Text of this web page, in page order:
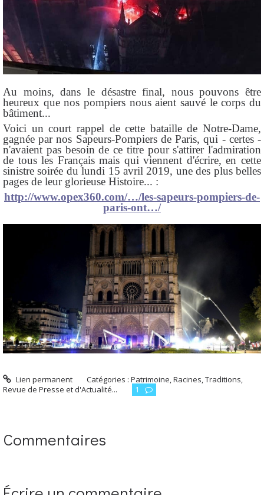
Au moins, dans le désastre final, nous pouvons être
heureux que nos pompiers nous aient sauvé le corps du
bâtiment...
Voici un court rappel de cette bataille de Notre-Dame,
gagnée par nos Sapeurs-Pompiers de Paris, qui - certes -
n'avaient pas besoin de ce titre pour s'attirer l'admiration
de tous les Français mais qui viennent d'écrire, en cette
sinistre soirée du lundi 15 avril 2019, une des plus belles
pages de leur glorieuse Histoire... :
http://www.opex360.com/…/les-sapeurs-pompiers-de-
paris-ont…/
Lien permanent Catégories :Patrimoine, Racines, Traditions,
Revue de Presse et d'Actualité...
1
Commentaires